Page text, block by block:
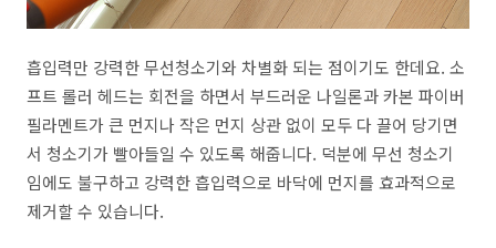
흡입력만 강력한 무선청소기와 차별화 되는 점이기도 한데요. 소
프트 롤러 헤드는 회전을 하면서 부드러운 나일론과 카본 파이버
필라멘트가 큰 먼지나 작은 먼지 상관 없이 모두 다 끌어 당기면
서 청소기가 빨아들일 수 있도록 해줍니다. 덕분에 무선 청소기
임에도 불구하고 강력한 흡입력으로 바닥에 먼지를 효과적으로
제거할 수 있습니다.